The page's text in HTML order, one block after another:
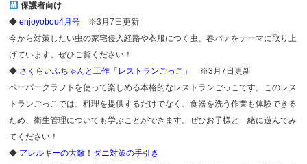
保護者向け
◆enjoyobou4月号 ※3月7日更新
今から対策したい虫の家宅侵入経路や衣服につく虫、春バテをテーマに取り上
げています。ぜひご覧ください！
◆ さくらいふちゃんと工作「レストランごっこ」
※3月7日更新
ペーパークラフトを使って楽しめる本格的なレストランごっこです。このレス
トランごっこでは、料理を提供するだけでなく、食器を洗う作業も体験できる
ため、衛生管理についても学ぶことができます。ぜひお子様と一緒に遊んでみ
てください！
◆ アレルギーの大敵！ダニ対策の手引き